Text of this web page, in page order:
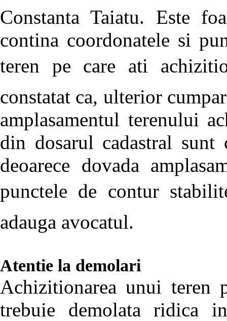
Constanta Taiatu. Este
contina coordonatele si
teren pe care ati
constatat ca, ulterior
amplasamentul terenului
din dosarul cadastral sunt
deoarece dovada
punctele de contur
adauga avocatul.
Atentie la demolari
Achizitionarea unui teren
trebuie demolata ridica